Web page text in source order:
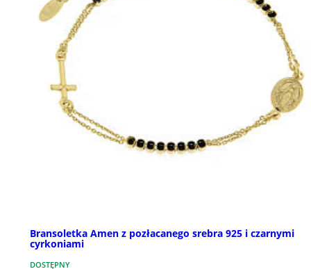
Bransoletka Amen z pozłacanego srebra 925 i czarnymi
cyrkoniami
DOSTĘPNY